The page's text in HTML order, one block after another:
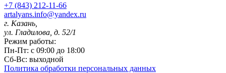
+7 (843) 212-11-66
artalyans.info@yandex.ru
г. Казань,
ул. Гладилова, д. 52/1
Режим работы:
Пн-Пт: с 09:00 до 18:00
Сб-Вс: выходной
Политика обработки персональных данных